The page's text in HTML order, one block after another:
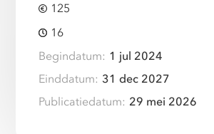
125
16
Begindatum: 1 jul 2024
Einddatum: 31 dec 2027
Publicatiedatum: 29 mei 2026